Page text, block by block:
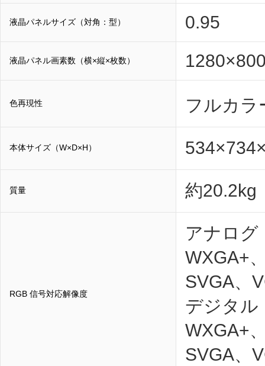
液晶パネルサイズ（対角：型） 0.95
液晶パネル画素数（横×縦×枚数）
色再現性 フルカラ
本体サイズ（W×D×H）
質量 約20.2kg
RGB 信号対応解像度
アナログ
WXGA+
SVGA、
デジタル
WXGA+
SVGA、